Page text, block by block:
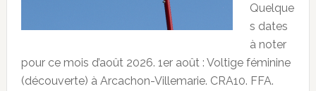
Quelque
s dates
à noter
pour ce mois d’août 2026. 1er août : Voltige féminine
(découverte) à Arcachon-Villemarie. CRA10. FFA.